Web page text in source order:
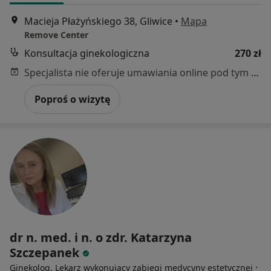
Macieja Płażyńskiego 38, Gliwice • Mapa
Remove Center
Konsultacja ginekologiczna
270 zł
Specjalista nie oferuje umawiania online pod tym adresem.
Poproś o wizytę
dr n. med. i n. o zdr. Katarzyna
Szczepanek
Ginekolog, Lekarz wykonujący zabiegi medycyny estetycznej ·